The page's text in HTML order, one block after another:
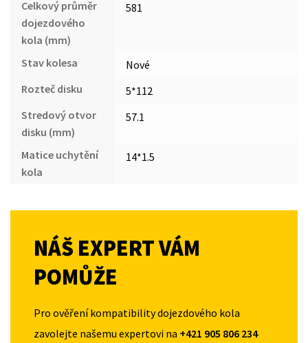
Celkový průměr
dojezdového
kola (mm)
581
Stav kolesa
Nové
Rozteč disku
5*112
Stredový otvor
disku (mm)
57.1
Matice uchytění
kola
14*1.5
NÁŠ EXPERT VÁM
POMŮŽE
Pro ověření kompatibility dojezdového kola
zavolejte našemu expertovi na +421 905 806 234